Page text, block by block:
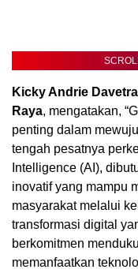
Kicky Andrie
Raya, mengatakan,
penting dalam
tengah pesatnya
Intelligence (AI),
inovatif yang mampu
masyarakat melalui
transformasi digital
berkomitmen
memanfaatkan